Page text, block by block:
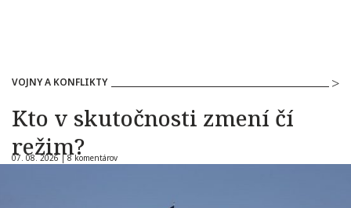
VOJNY A KONFLIKTY
Kto v skutočnosti zmení čí
režim?
07. 08. 2026 |8 komentárov